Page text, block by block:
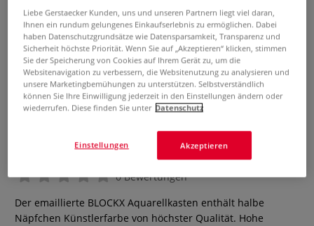
BLOCKX emaillierter
Aquarellkasten mit halben
Näpfchen
0 Bewertungen
Der emaillierte BLOCKX Aquarellkasten enthält halbe
Näpfchen Künstlerfarbe von höchster Qualität. Hohe
Liebe Gerstaecker Kunden, uns und unseren Partnern liegt viel daran,
Ihnen ein rundum gelungenes Einkaufserlebnis zu ermöglichen. Dabei
haben Datenschutzgrundsätze wie Datensparsamkeit, Transparenz und
Sicherheit höchste Priorität. Wenn Sie auf „Akzeptieren“ klicken, stimmen
Sie der Speicherung von Cookies auf Ihrem Gerät zu, um die
Websitenavigation zu verbessern, die Websitenutzung zu analysieren und
unsere Marketingbemühungen zu unterstützen. Selbstverständlich
können Sie Ihre Einwilligung jederzeit in den Einstellungen ändern oder
wiederrufen. Diese finden Sie unter Datenschutz
Akzeptieren
Einstellungen